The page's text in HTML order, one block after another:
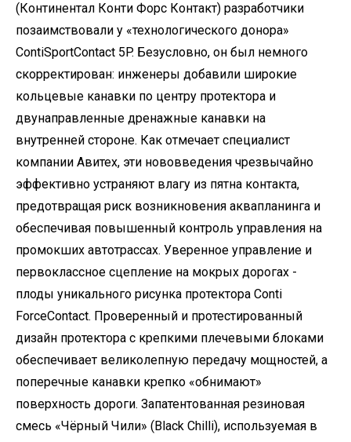
(Континентал Конти Форс Контакт) разработчики
позаимствовали у «технологического донора»
ContiSportContact 5P. Безусловно, он был немного
скорректирован: инженеры добавили широкие
кольцевые канавки по центру протектора и
двунаправленные дренажные канавки на
внутренней стороне. Как отмечает специалист
компании Авитех, эти нововведения чрезвычайно
эффективно устраняют влагу из пятна контакта,
предотвращая риск возникновения аквапланинга и
обеспечивая повышенный контроль управления на
промокших автотрассах. Уверенное управление и
первоклассное сцепление на мокрых дорогах -
плоды уникального рисунка протектора Conti
ForceContact. Проверенный и протестированный
дизайн протектора с крепкими плечевыми блоками
обеспечивает великолепную передачу мощностей, а
поперечные канавки крепко «обнимают»
поверхность дороги. Запатентованная резиновая
смесь «Чёрный Чили» (Black Chilli), используемая в